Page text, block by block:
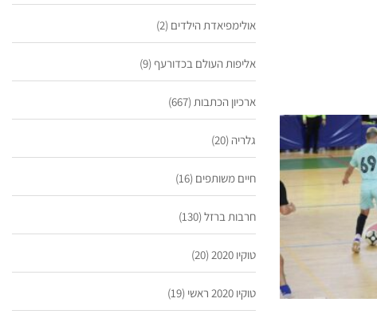
אולימפיאדת הילדים (2)
אליפות העולם בכדורעף (9)
ארכיון הכתבות(667)
גלריה (20)
חיים משותפים (16)
חרבות ברזל(130)
טוקיו 2020 (20)
טוקיו 2020 ראשי (19)